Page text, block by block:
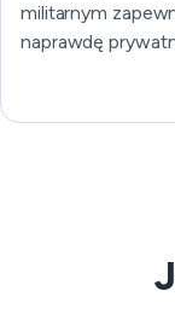
militarnym
naprawdę